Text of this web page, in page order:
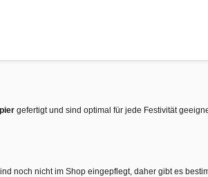
gefertigt und sind optimal für jede Festivität
noch nicht im Shop eingepflegt, daher gibt es